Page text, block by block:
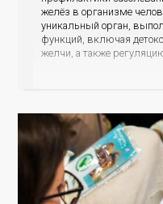
желёз в организме
уникальный орган,
функций, включая
желчи, а также